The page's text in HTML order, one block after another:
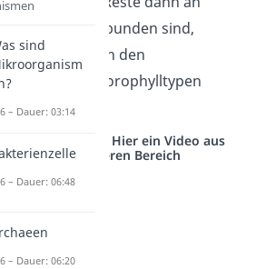
Struktur gebunden sind,
du zwischen den
Chlorophylltypen
Studyflix vernetzt: Hier ein Video aus
einem anderen Bereich
sind
– Dauer: 03:14
– Dauer: 06:48
– Dauer: 06:20